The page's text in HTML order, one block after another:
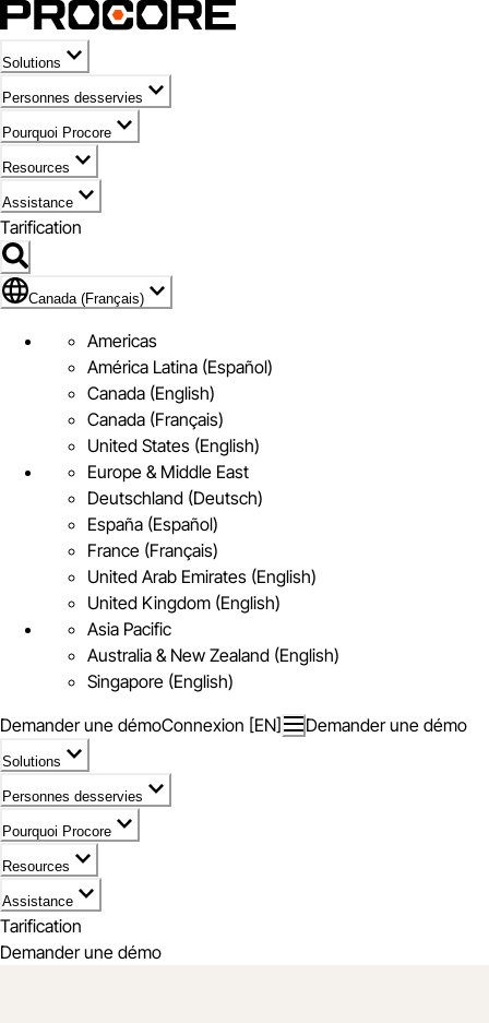
Solutions
Personnes desservies
Pourquoi Procore
Resources
Assistance
Tarification
Pavillon de Canada (Français)
Canada (Français)
Americas
América Latina (Español)
Canada (English)
Canada (Français)
United States (English)
Europe & Middle East
Deutschland (Deutsch)
España (Español)
France (Français)
United Arab Emirates (English)
United Kingdom (English)
Asia Pacific
Australia & New Zealand (English)
Singapore (English)
Demander une démoConnexion [EN] Demander une démo
Solutions
Personnes desservies
Pourquoi Procore
Resources
Assistance
Tarification
Demander une démo